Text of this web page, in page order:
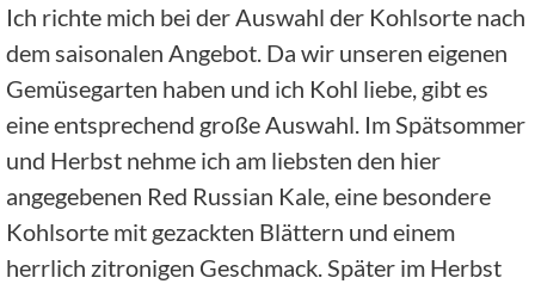
Ich richte mich bei der Auswahl der Kohlsorte nach
dem saisonalen Angebot. Da wir unseren eigenen
Gemüsegarten haben und ich Kohl liebe, gibt es
eine entsprechend große Auswahl. Im Spätsommer
und Herbst nehme ich am liebsten den hier
angegebenen Red Russian Kale, eine besondere
Kohlsorte mit gezackten Blättern und einem
herrlich zitronigen Geschmack. Später im Herbst